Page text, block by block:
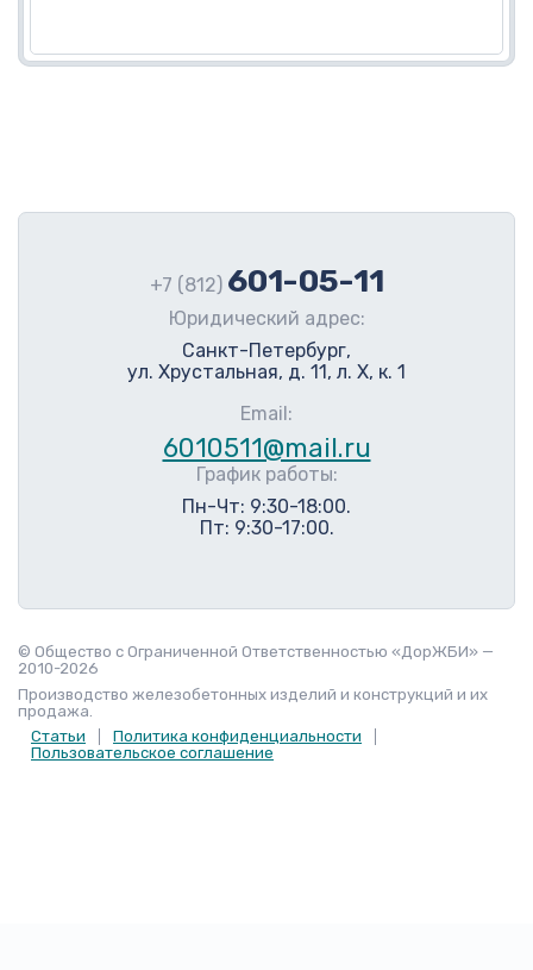
+7 (812) 601-05-11
Юридический адрес:
Санкт-Петербург,
ул. Хрустальная, д. 11, л. Х, к. 1
Email:
6010511@mail.ru
График работы:
Пн-Чт: 9:30-18:00.
Пт: 9:30-17:00.
© Общество с Ограниченной Ответственностью «ДорЖБИ» —
2010-2026
Производство железобетонных изделий и конструкций и их
продажа.
Статьи
Политика конфиденциальности
Пользовательское соглашение